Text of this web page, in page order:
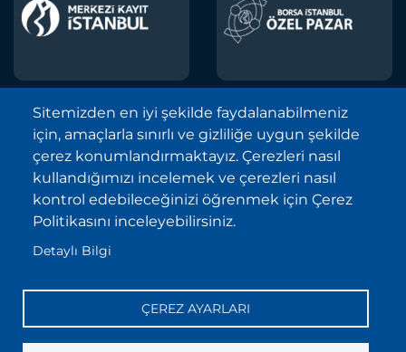
Borsa İstanbul A.Ş. © 2013-2025
Tüm Hakları Saklıdır.
Telif Hakkı ve Çekince İhbarı Bildirimi
Site Haritası
Kişisel Verilerin Korunması (KVKK)
Sıkça Sorulan Sorular
İletişim
Sitemizden en iyi şekilde faydalanabilmeniz
için, amaçlarla sınırlı ve gizliliğe uygun şekilde
çerez konumlandırmaktayız. Çerezleri nasıl
kullandığımızı incelemek ve çerezleri nasıl
kontrol edebileceğinizi öğrenmek için Çerez
Politikasını inceleyebilirsiniz.
Detaylı Bilgi
ÇEREZ AYARLARI